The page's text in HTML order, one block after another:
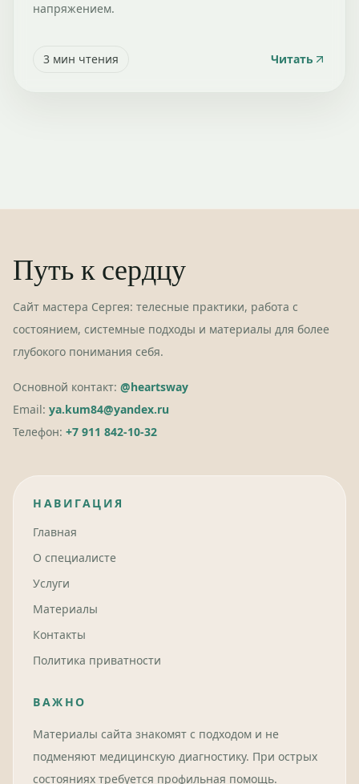
напряжением.
3 мин чтения Читать
Путь к сердцу
Сайт мастера Сергея: телесные практики, работа с
состоянием, системные подходы и материалы для более
глубокого понимания себя.
Основной контакт: @heartsway
Email: ya.kum84@yandex.ru
Телефон: +7 911 842-10-32
НАВИГАЦИЯ
Главная
О специалисте
Услуги
Материалы
Контакты
Политика приватности
ВАЖНО
Материалы сайта знакомят с подходом и не
подменяют медицинскую диагностику. При острых
состояниях требуется профильная помощь.